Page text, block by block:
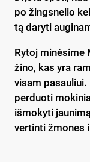
po žingsnelio
tą daryti
Rytoj minėsime
žino, kas yra
visam
perduoti
išmokyti
vertinti žmones